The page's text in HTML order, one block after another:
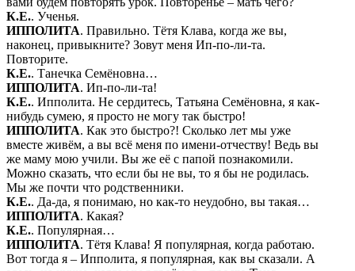
К.Е.. Ученья.
ИППОЛИТА. Правильно. Тётя Клава, когда же вы,
наконец, привыкните? Зовут меня Ип-по-ли-та.
Повторите.
К.Е.. Танечка Семёновна…
ИППОЛИТА. Ип-по-ли-та!
К.Е.. Ипполита. Не сердитесь, Татьяна Семёновна, я как-
нибудь сумею, я просто не могу так быстро!
ИППОЛИТА. Как это быстро?! Сколько лет мы уже
вместе живём, а вы всё меня по имени-отчеству! Ведь вы
же маму мою учили. Вы же её с папой познакомили.
Можно сказать, что если бы не вы, то я бы не родилась.
Мы же почти что родственники.
К.Е.. Да-да, я понимаю, но как-то неудобно, вы такая…
ИППОЛИТА. Какая?
К.Е.. Популярная…
ИППОЛИТА. Тётя Клава! Я популярная, когда работаю.
Вот тогда я – Ипполита, я популярная, как вы сказали. А